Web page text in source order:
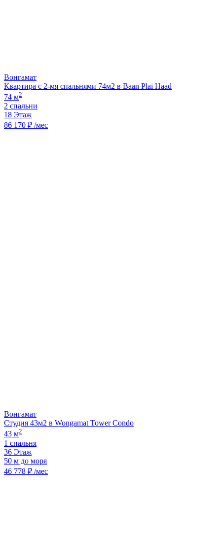
Вонгамат
Квартира с 2-мя спальнями 74м2 в Baan Plai Haad
74 м2
2 спальни
18 Этаж
86 170 ₽ /мес
Вонгамат
Студия 43м2 в Wongamat Tower Condo
43 м2
1 спальня
36 Этаж
50 м до моря
46 778 ₽ /мес